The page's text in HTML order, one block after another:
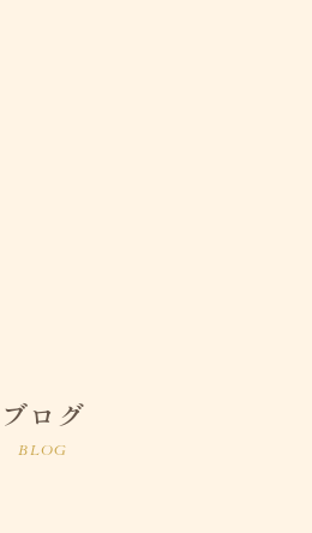
ブログ
BLOG